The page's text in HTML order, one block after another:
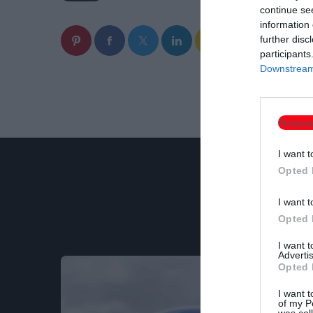
continue
information
further
I want
Opted
I want
Opted
I want
Opted
I want
of my